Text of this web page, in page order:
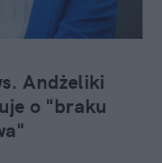
Andżeliki
o "braku